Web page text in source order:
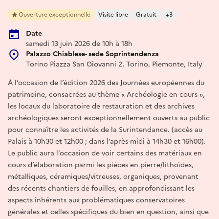
Ouverture exceptionnelle Visite libre Gratuit +3
Date
samedi 13 juin 2026 de 10h à 18h
Palazzo Chiablese- sede Soprintendenza
Torino Piazza San Giovanni 2, Torino, Piemonte, Italy
À l’occasion de l’édition 2026 des Journées européennes du
patrimoine, consacrées au thème « Archéologie en cours »,
les locaux du laboratoire de restauration et des archives
archéologiques seront exceptionnellement ouverts au public
pour connaître les activités de la Surintendance. (accès au
Palais à 10h30 et 12h00 ; dans l’après-midi à 14h30 et 16h00).
Le public aura l’occasion de voir certains des matériaux en
cours d’élaboration parmi les pièces en pierre/lithoïdes,
métalliques, céramiques/vitreuses, organiques, provenant
des récents chantiers de fouilles, en approfondissant les
aspects inhérents aux problématiques conservatoires
générales et celles spécifiques du bien en question, ainsi que